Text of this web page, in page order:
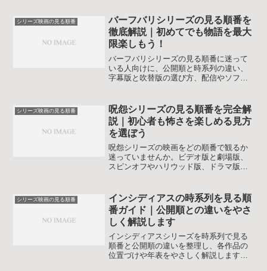
シリーズ映画の見る順番
バーフバリシリーズの見る順番を
徹底解説｜初めてでも物語を最大
限楽しもう！
バーフバリシリーズの見る順番に迷って
いる人向けに、公開順と時系列の違い、
字幕版と吹替版の選び方、配信やソフト
物語を最大限楽しめるよう案内します。
シリーズ映画の見る順番
呪怨シリーズの見る順番を完全解
説｜初心者も怖さを楽しめる見方
を選ぼう
呪怨シリーズの映画をどの順番で観るか
迷っていませんか。ビデオ版と劇場版、
スピンオフやハリウッド版、ドラマ版ま
を解説します。
シリーズ映画の見る順番
インシディアスの時系列を見る順
番ガイド｜公開順との違いをやさ
しく解説します
インシディアスシリーズを時系列で見る
順番と公開順の違いを整理し、各作品の
位置づけや年表をやさしく解説します。